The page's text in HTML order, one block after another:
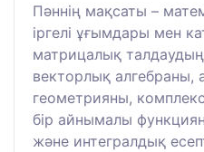
Пәннің мақсаты –
іргелі ұғымдары мен
матрицалық талдаудың
векторлық алгебраны,
геометрияны,
бір айнымалы
және интегралдық